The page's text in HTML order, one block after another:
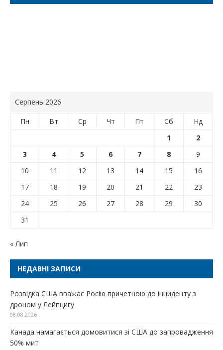
Серпень 2026
Пн Вт Ср Чт Пт Сб
Нд
1
2
3
4 5 6 7 8
9
10
11 12 13 14 15
16
17
18 19 20 21 22
23
24
25 26 27 28 29
30
31
« Лип
НЕДАВНІ ЗАПИСИ
Розвідка США вважає Росію причетною до інциденту з
дроном у Лейпцигу
08.08.2026
Канада намагається домовитися зі США до запровадження
50% мит